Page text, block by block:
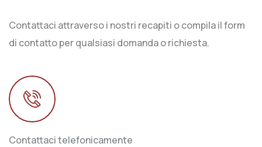
Contattaci attraverso i nostri recapiti o compila il form
di contatto per qualsiasi domanda o richiesta.
Contattaci telefonicamente